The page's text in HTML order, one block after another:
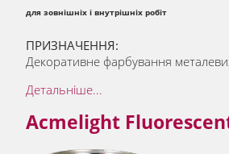
для зовнішніх і внутрішніх робіт
ПРИЗНАЧЕННЯ:
Декоративне фарбування
Детальніше...
Acmelight